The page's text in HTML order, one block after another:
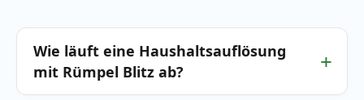
Wie läuft eine Haushaltsauflösung
mit Rümpel Blitz ab?